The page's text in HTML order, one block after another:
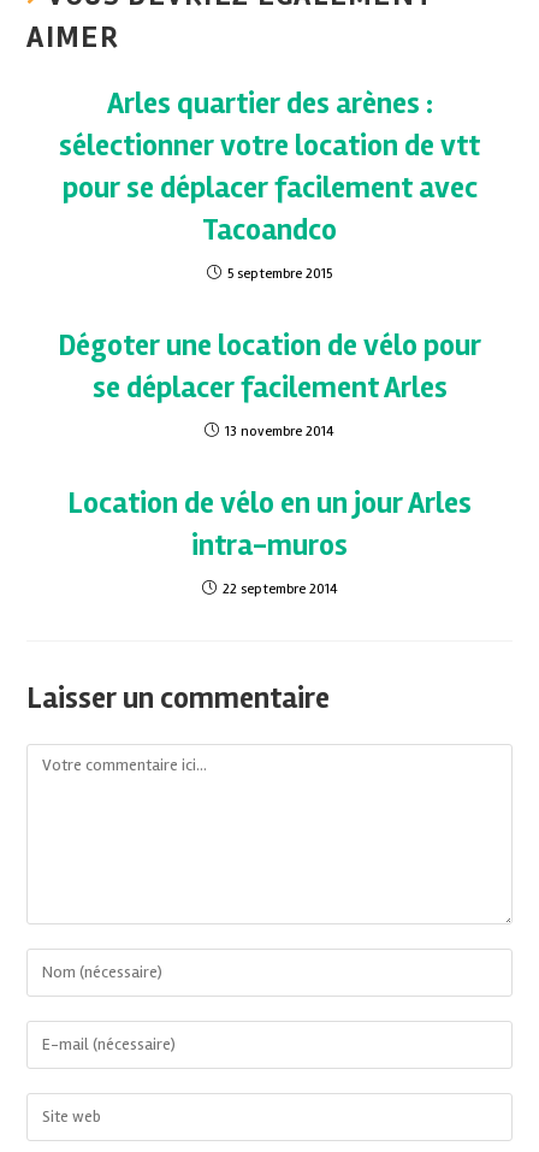
AIMER
Arles quartier des arènes :
sélectionner votre location de vtt
pour se déplacer facilement avec
Tacoandco
5 septembre 2015
Dégoter une location de vélo pour
se déplacer facilement Arles
13 novembre 2014
Location de vélo en un jour Arles
intra-muros
22 septembre 2014
Laisser un commentaire